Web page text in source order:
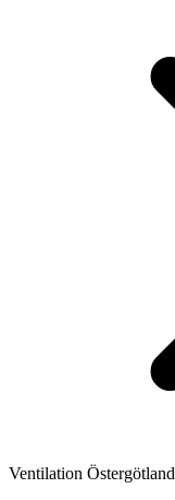
Ventilation Östergötland